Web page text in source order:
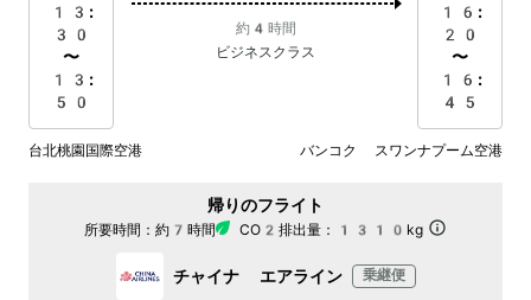
13:
30
〜
13:
50
約4時間
ビジネスクラス
16:
20
〜
16:
45
台北桃園国際空港 バンコク スワンナプーム空港
帰りのフライト
所要時間： 約7時間 CO2排出量： 1310kg
チャイナ エアライン 乗継便